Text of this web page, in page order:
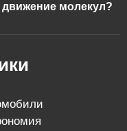
молекул?